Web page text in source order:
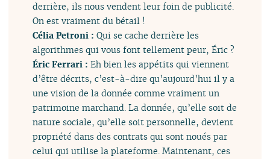
derrière, ils nous vendent leur foin de publicité.
On est vraiment du bétail !
Célia Petroni :Qui se cache derrière les
algorithmes qui vous font tellement peur, Éric ?
Éric Ferrari :Eh bien les appétits qui viennent
d’être décrits, c’est-à-dire qu’aujourd’hui il y a
une vision de la donnée comme vraiment un
patrimoine marchand. La donnée, qu’elle soit de
nature sociale, qu’elle soit personnelle, devient
propriété dans des contrats qui sont noués par
celui qui utilise la plateforme. Maintenant, ces